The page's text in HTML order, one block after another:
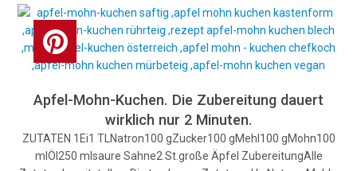
Apfel-Mohn-Kuchen. Die Zubereitung dauert
wirklich nur 2 Minuten.
ZUTATEN 1Ei1 TLNatron100 gZucker100 gMehl100 gMohn100
mlÖl250 mlsaure Sahne2 St.große Äpfel ZubereitungAlle